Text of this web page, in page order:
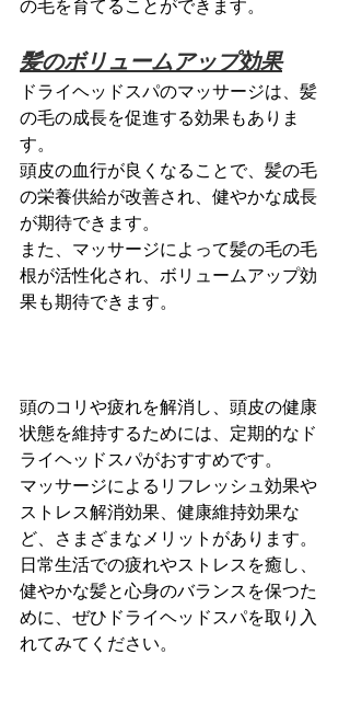
の毛を育てることができます。
髪のボリュームアップ効果
ドライヘッドスパのマッサージは、髪
の毛の成長を促進する効果もありま
す。
頭皮の血行が良くなることで、髪の毛
の栄養供給が改善され、健やかな成長
が期待できます。
また、マッサージによって髪の毛の毛
根が活性化され、ボリュームアップ効
果も期待できます。
頭のコリや疲れを解消し、頭皮の健康
状態を維持するためには、定期的なド
ライヘッドスパがおすすめです。
マッサージによるリフレッシュ効果や
ストレス解消効果、健康維持効果な
ど、さまざまなメリットがあります。
日常生活での疲れやストレスを癒し、
健やかな髪と心身のバランスを保つた
めに、ぜひドライヘッドスパを取り入
れてみてください。